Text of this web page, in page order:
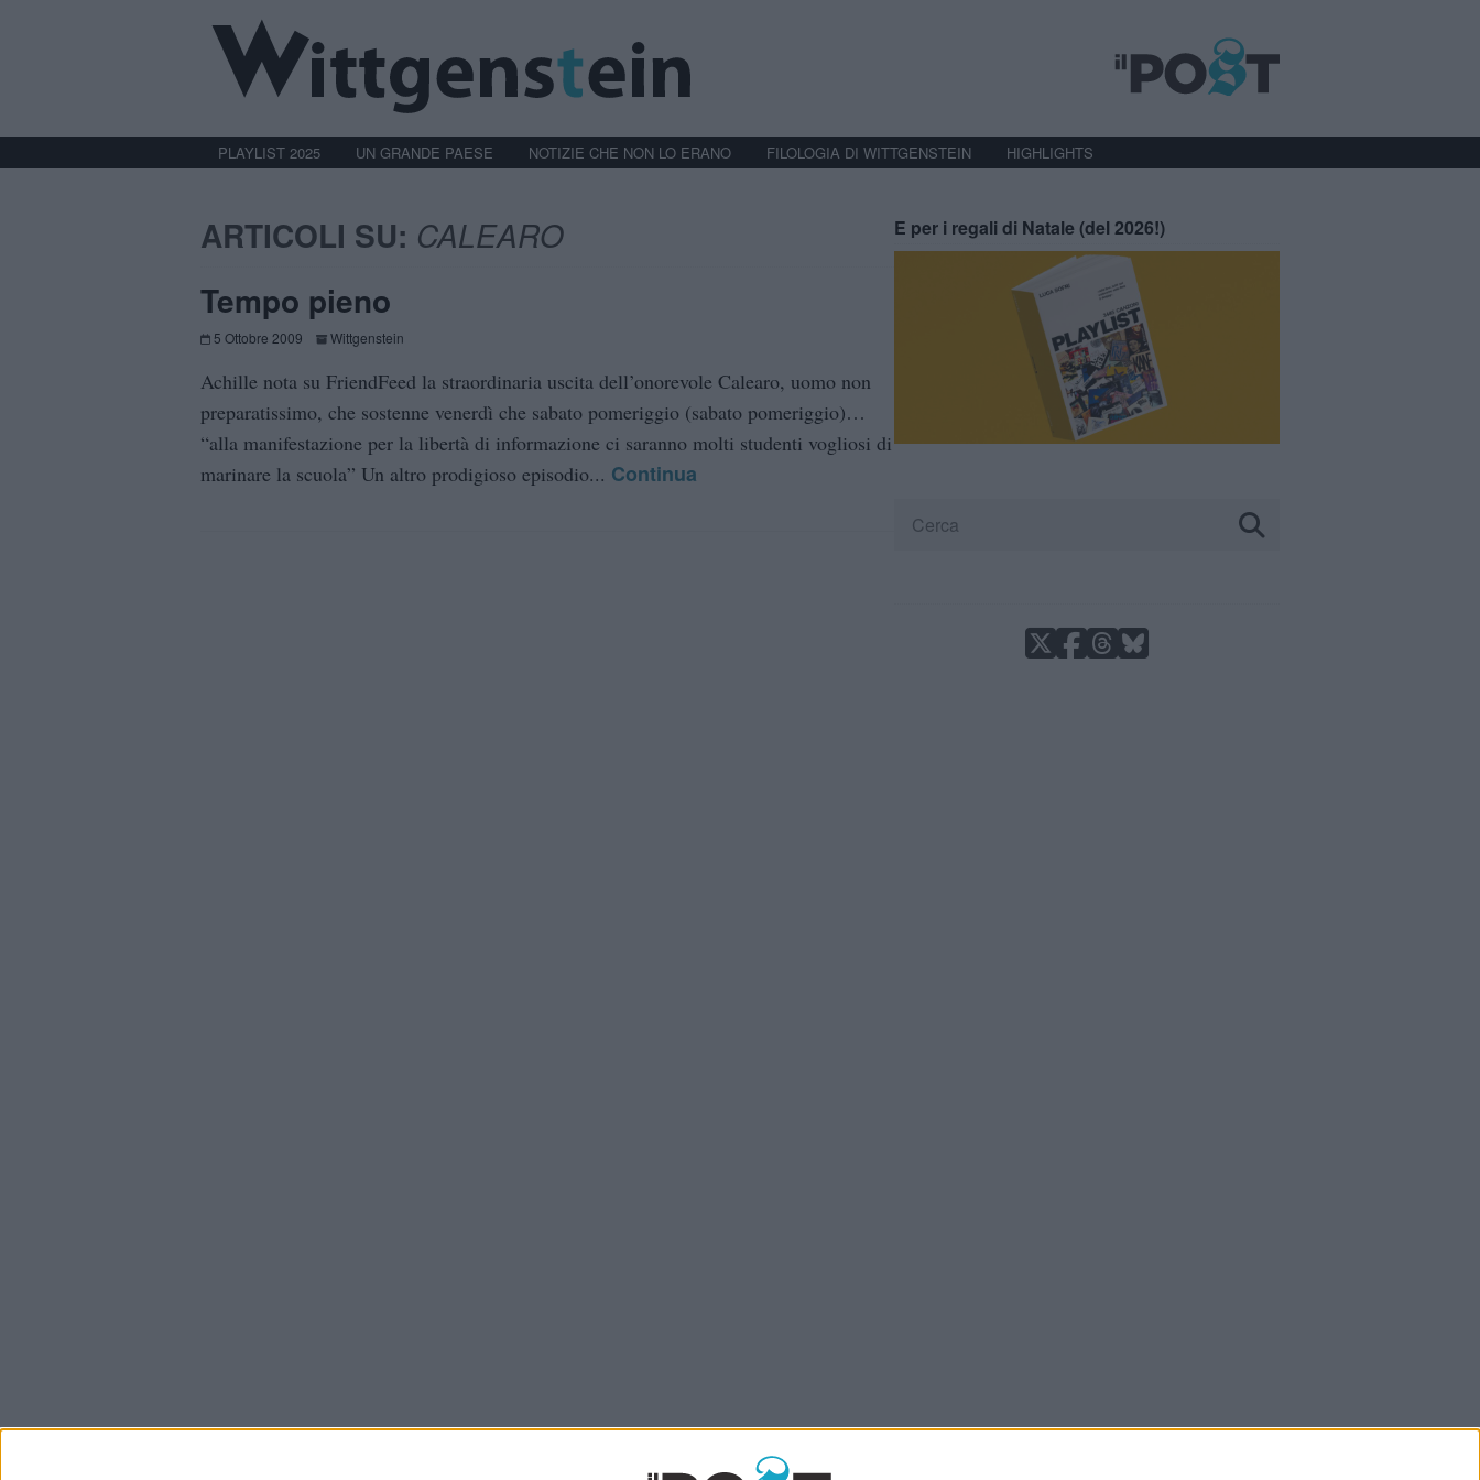
PLAYLIST 2025 UN GRANDE PAESE NOTIZIE CHE NON LO ERANO FILOLOGIA DI WITTGENSTEIN HIGHLIGHTS
ARTICOLI SU: CALEARO
Tempo pieno
5 Ottobre 2009 Wittgenstein
Achille nota su FriendFeed la straordinaria uscita dell’onorevole Calearo, uomo non
preparatissimo, che sostenne venerdì che sabato pomeriggio (sabato pomeriggio)…
“alla manifestazione per la libertà di informazione ci saranno molti studenti vogliosi di
marinare la scuola” Un altro prodigioso episodio... Continua
E per i regali di Natale (del 2026!)